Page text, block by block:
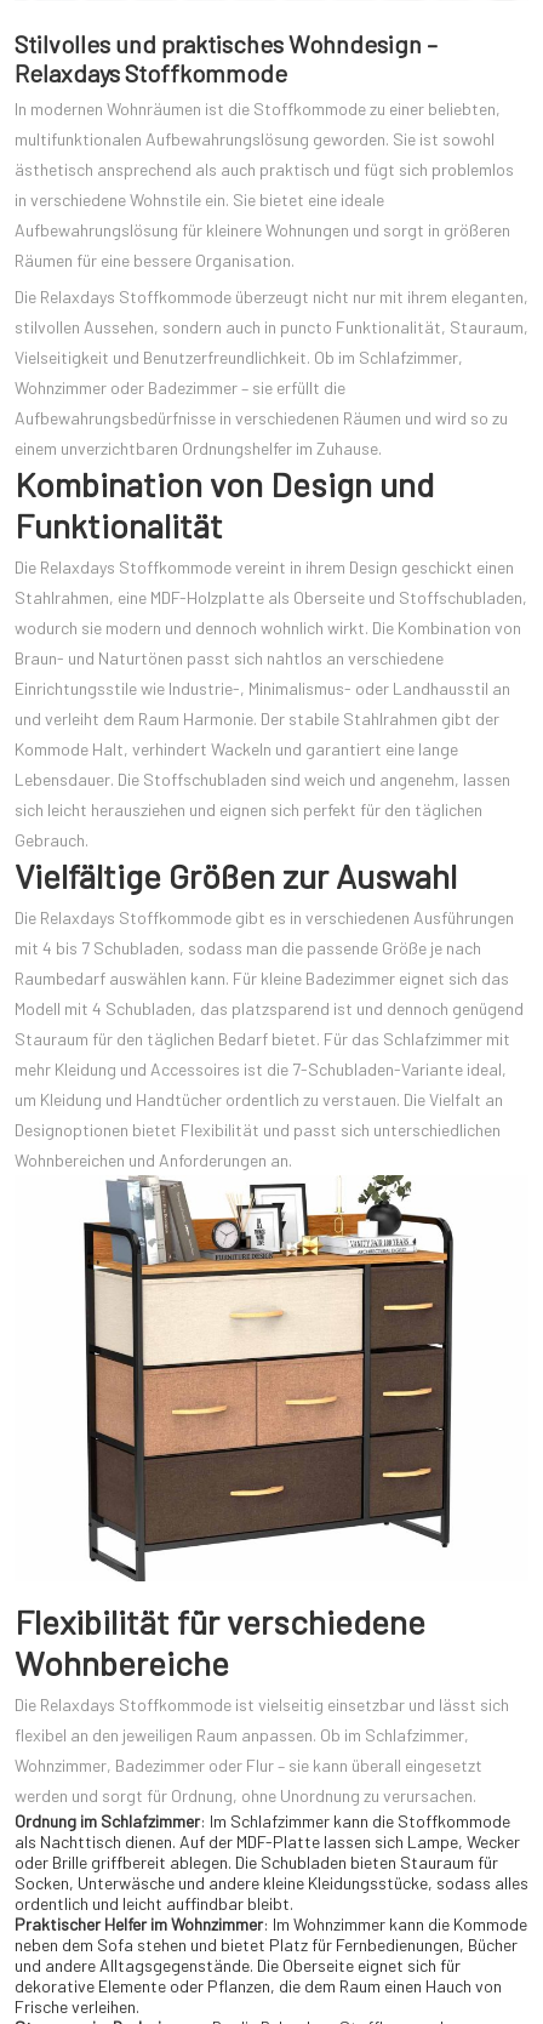
Stilvolles und praktisches Wohndesign –
Relaxdays Stoffkommode
In modernen Wohnräumen ist die Stoffkommode zu einer beliebten,
multifunktionalen Aufbewahrungslösung geworden. Sie ist sowohl
ästhetisch ansprechend als auch praktisch und fügt sich problemlos
in verschiedene Wohnstile ein. Sie bietet eine ideale
Aufbewahrungslösung für kleinere Wohnungen und sorgt in größeren
Räumen für eine bessere Organisation.
Die Relaxdays Stoffkommode überzeugt nicht nur mit ihrem eleganten,
stilvollen Aussehen, sondern auch in puncto Funktionalität, Stauraum,
Vielseitigkeit und Benutzerfreundlichkeit. Ob im Schlafzimmer,
Wohnzimmer oder Badezimmer – sie erfüllt die
Aufbewahrungsbedürfnisse in verschiedenen Räumen und wird so zu
einem unverzichtbaren Ordnungshelfer im Zuhause.
Kombination von Design und
Funktionalität
Die Relaxdays Stoffkommode vereint in ihrem Design geschickt einen
Stahlrahmen, eine MDF-Holzplatte als Oberseite und Stoffschubladen,
wodurch sie modern und dennoch wohnlich wirkt. Die Kombination von
Braun- und Naturtönen passt sich nahtlos an verschiedene
Einrichtungsstile wie Industrie-, Minimalismus- oder Landhausstil an
und verleiht dem Raum Harmonie. Der stabile Stahlrahmen gibt der
Kommode Halt, verhindert Wackeln und garantiert eine lange
Lebensdauer. Die Stoffschubladen sind weich und angenehm, lassen
sich leicht herausziehen und eignen sich perfekt für den täglichen
Gebrauch.
Vielfältige Größen zur Auswahl
Die Relaxdays Stoffkommode gibt es in verschiedenen Ausführungen
mit 4 bis 7 Schubladen, sodass man die passende Größe je nach
Raumbedarf auswählen kann. Für kleine Badezimmer eignet sich das
Modell mit 4 Schubladen, das platzsparend ist und dennoch genügend
Stauraum für den täglichen Bedarf bietet. Für das Schlafzimmer mit
mehr Kleidung und Accessoires ist die 7-Schubladen-Variante ideal,
um Kleidung und Handtücher ordentlich zu verstauen. Die Vielfalt an
Designoptionen bietet Flexibilität und passt sich unterschiedlichen
Wohnbereichen und Anforderungen an.
Flexibilität für verschiedene
Wohnbereiche
Die Relaxdays Stoffkommode ist vielseitig einsetzbar und lässt sich
flexibel an den jeweiligen Raum anpassen. Ob im Schlafzimmer,
Wohnzimmer, Badezimmer oder Flur – sie kann überall eingesetzt
werden und sorgt für Ordnung, ohne Unordnung zu verursachen.
Ordnung im Schlafzimmer: Im Schlafzimmer kann die Stoffkommode
als Nachttisch dienen. Auf der MDF-Platte lassen sich Lampe, Wecker
oder Brille griffbereit ablegen. Die Schubladen bieten Stauraum für
Socken, Unterwäsche und andere kleine Kleidungsstücke, sodass alles
ordentlich und leicht auffindbar bleibt.
Praktischer Helfer im Wohnzimmer: Im Wohnzimmer kann die Kommode
neben dem Sofa stehen und bietet Platz für Fernbedienungen, Bücher
und andere Alltagsgegenstände. Die Oberseite eignet sich für
dekorative Elemente oder Pflanzen, die dem Raum einen Hauch von
Frische verleihen.